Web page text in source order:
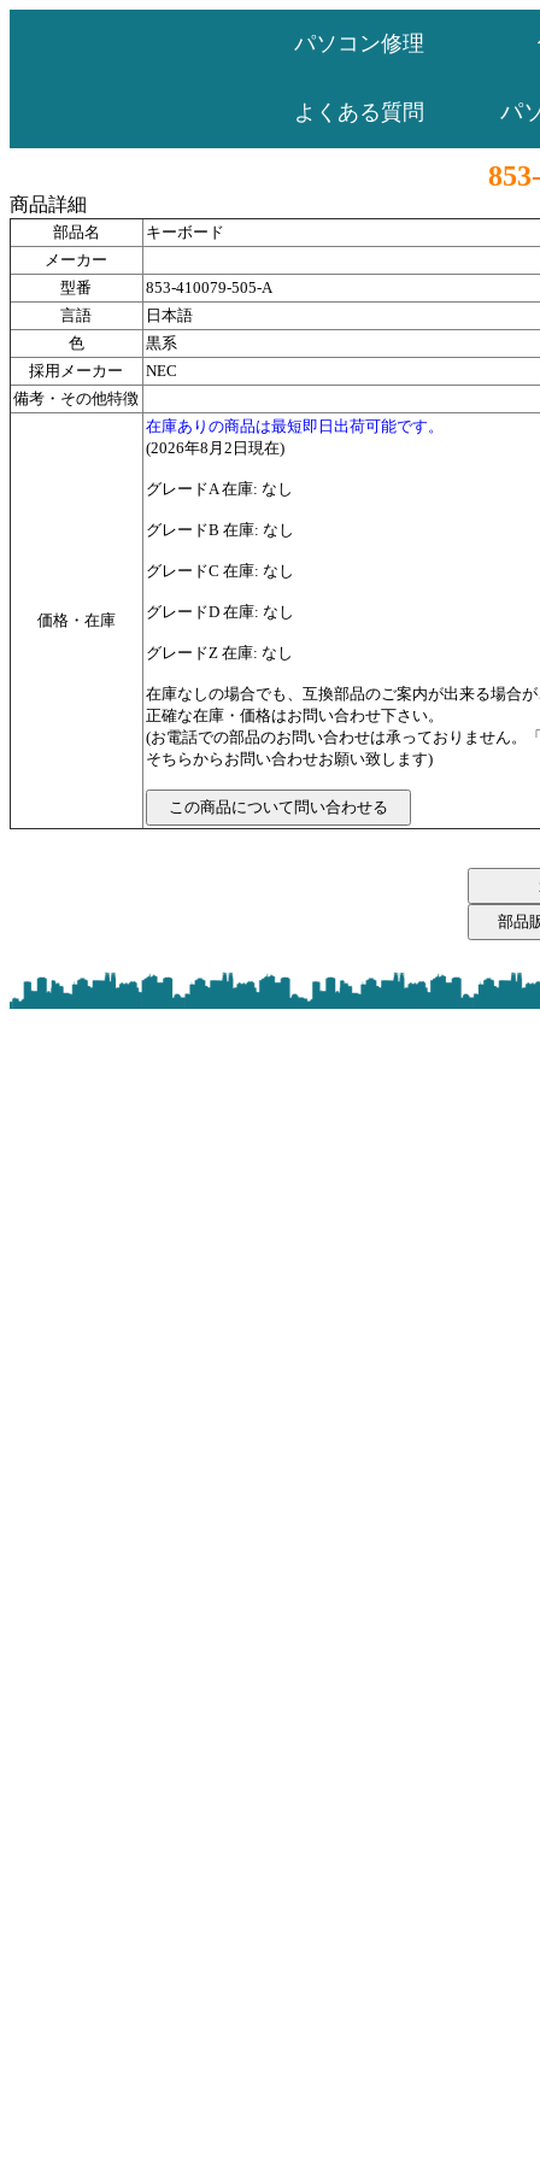
パソコン修理
よくある質問 パ
商品詳細
部品名
キーボード
メーカー
型番
853-410079-505-A
言語
日本語
色
黒系
採用メーカー
NEC
備考・その他特徴
価格・在庫
在庫ありの商品は最短即日出荷可能です。
(2026年8月2日現在)
グレードA 在庫: なし
グレードB 在庫: なし
グレードC 在庫: なし
グレードD 在庫: なし
グレードZ 在庫: なし
在庫なしの場合でも、互換部品のご案内が出来る場合
正確な在庫・価格はお問い合わせ下さい。
(お電話での部品のお問い合わせは承っておりません。
そちらからお問い合わせお願い致します)